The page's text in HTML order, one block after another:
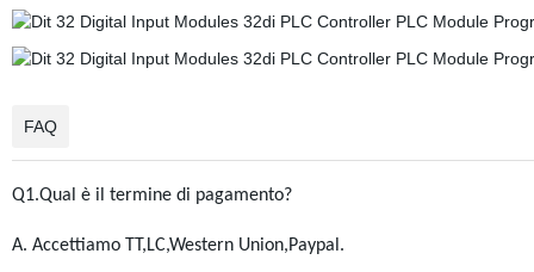
FAQ
Q1.Qual è il termine di pagamento?
A. Accettiamo TT,LC,Western Union,Paypal.